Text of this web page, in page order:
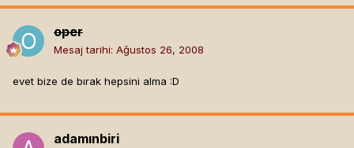
oper
Mesaj tarihi: Ağustos 26, 2008
evet bize de bırak hepsini alma :D
adamınbiri